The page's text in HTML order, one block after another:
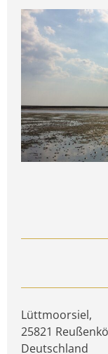
Lüttmoorsiel,
25821
Deutschland